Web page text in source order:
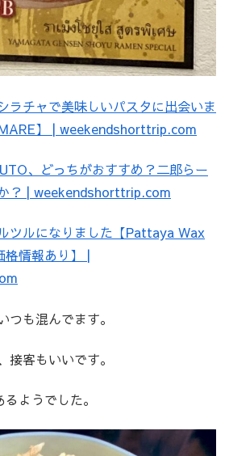
ラチャで美味しいパスタに出会いま
】 | weekendshorttrip.com
、どっちがおすすめ？二郎らー
？ | weekendshorttrip.com
ツルになりました【Pattaya Wax
情報あり】 |
つも混んでます。
接客もいいです。
ようでした。